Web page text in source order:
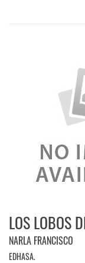
LOS LOBOS
NARLA FRANCISCO
EDHASA.